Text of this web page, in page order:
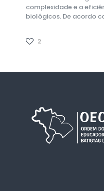
complexidade e a
biológicos. De acordo
2